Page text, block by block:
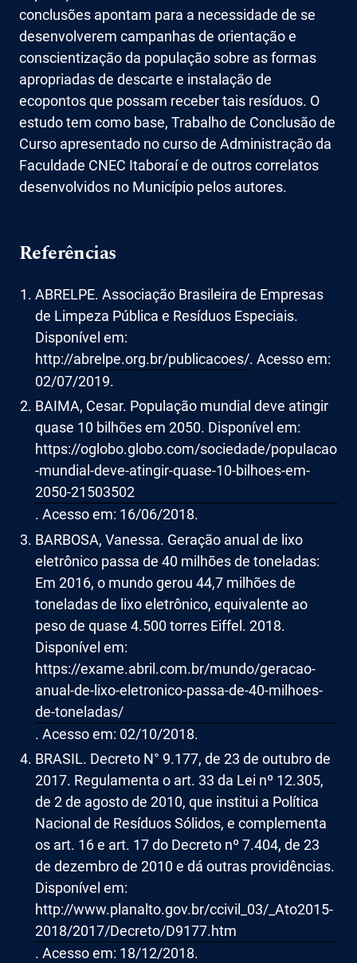
conclusões apontam para a necessidade de se
desenvolverem campanhas de orientação e
conscientização da população sobre as formas
apropriadas de descarte e instalação de
ecopontos que possam receber tais resíduos. O
estudo tem como base, Trabalho de Conclusão de
Curso apresentado no curso de Administração da
Faculdade CNEC Itaboraí e de outros correlatos
desenvolvidos no Município pelos autores.
Referências
ABRELPE. Associação Brasileira de Empresas
de Limpeza Pública e Resíduos Especiais.
Disponível em:
http://abrelpe.org.br/publicacoes/. Acesso em:
02/07/2019.
BAIMA, Cesar. População mundial deve atingir
quase 10 bilhões em 2050. Disponível em:
https://oglobo.globo.com/sociedade/populacao
-mundial-deve-atingir-quase-10-bilhoes-em-
2050-21503502
. Acesso em: 16/06/2018.
BARBOSA, Vanessa. Geração anual de lixo
eletrônico passa de 40 milhões de toneladas:
Em 2016, o mundo gerou 44,7 milhões de
toneladas de lixo eletrônico, equivalente ao
peso de quase 4.500 torres Eiffel. 2018.
Disponível em:
https://exame.abril.com.br/mundo/geracao-
anual-de-lixo-eletronico-passa-de-40-milhoes-
de-toneladas/
. Acesso em: 02/10/2018.
BRASIL. Decreto N° 9.177, de 23 de outubro de
2017. Regulamenta o art. 33 da Lei nº 12.305,
de 2 de agosto de 2010, que institui a Política
Nacional de Resíduos Sólidos, e complementa
os art. 16 e art. 17 do Decreto nº 7.404, de 23
de dezembro de 2010 e dá outras providências.
Disponível em:
http://www.planalto.gov.br/ccivil_03/_Ato2015-
2018/2017/Decreto/D9177.htm
. Acesso em: 18/12/2018.